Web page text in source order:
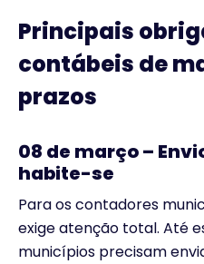
Principais
contábeis de
prazos
08 de março –
habite-se
Para os contadores
exige atenção total. Até
municípios precisam